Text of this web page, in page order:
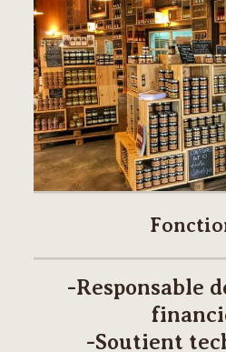
-Responsable
-Soutient